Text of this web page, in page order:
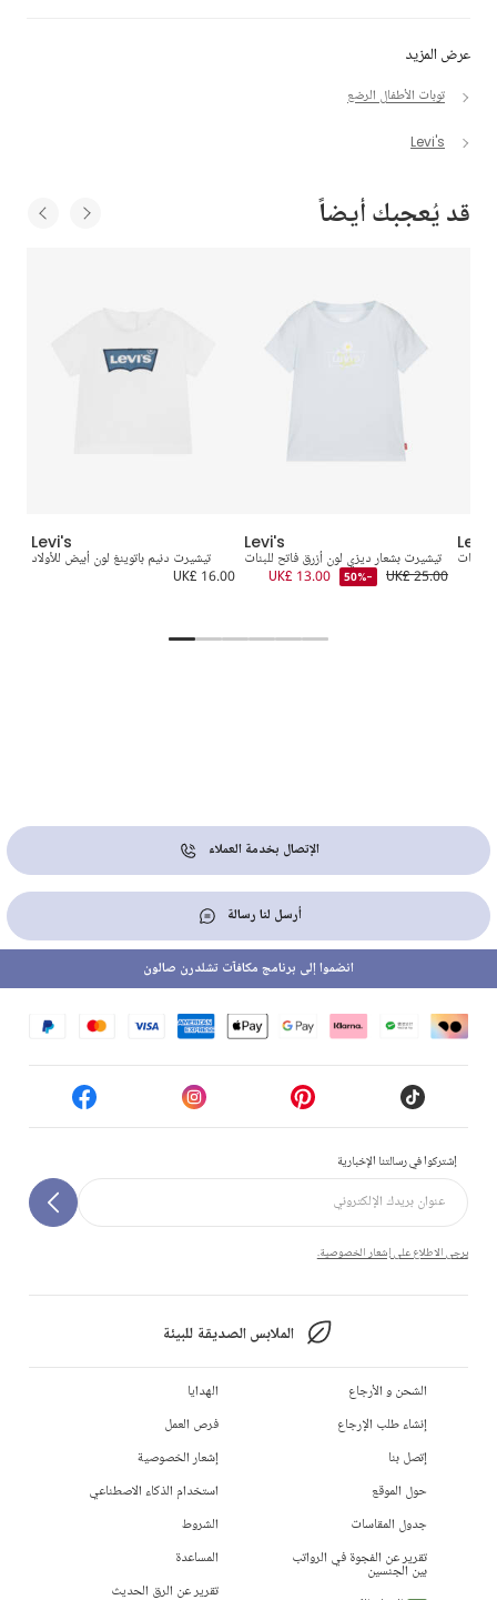
عرض المزيد
توبات الأطفال الرضع
Levi's
قد يُعجبك أيضاً
Levi's
تيشيرت دنيم باتوينغ لون أبيض للأولاد
UK£ 16.00
Levi's
تيشيرت بشعار ديزي لون أزرق فاتح للبنات
UK£ 25.00
-50%
UK£ 13.00
Levi's
الإتصال بخدمة العملاء
أرسل لنا رسالة
إشتركوا في رسالتنا الإخبارية
يرجى الاطلاع على إشعار الخصوصية.
الملابس الصديقة للبيئة
انضموا إلى برنامج مكافآت تشلدرن صالون
الشحن و الأرجاع
إنشاء طلب الإرجاع
إتصل بنا
حول الموقع
جدول المقاسات
تقرير عن الفجوة في الرواتب
بين الجنسين
الهدايا
فرص العمل
إشعار الخصوصية
استخدام الذكاء الاصطناعي
الشروط
المساعدة
تقرير عن الرق الحديث